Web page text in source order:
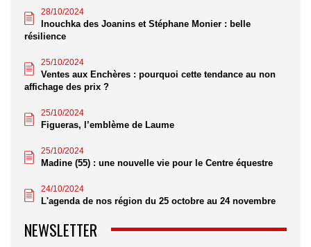
28/10/2024
Inouchka des Joanins et Stéphane Monier : belle
résilience
25/10/2024
Ventes aux Enchères : pourquoi cette tendance au non
affichage des prix ?
25/10/2024
Figueras, l’emblème de Laume
25/10/2024
Madine (55) : une nouvelle vie pour le Centre équestre
24/10/2024
L'agenda de nos région du 25 octobre au 24 novembre
NEWSLETTER